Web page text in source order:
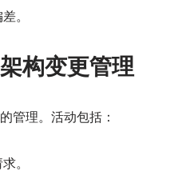
。
构变更管理
管理。活动包括：
。